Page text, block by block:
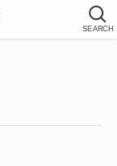
SEARCH